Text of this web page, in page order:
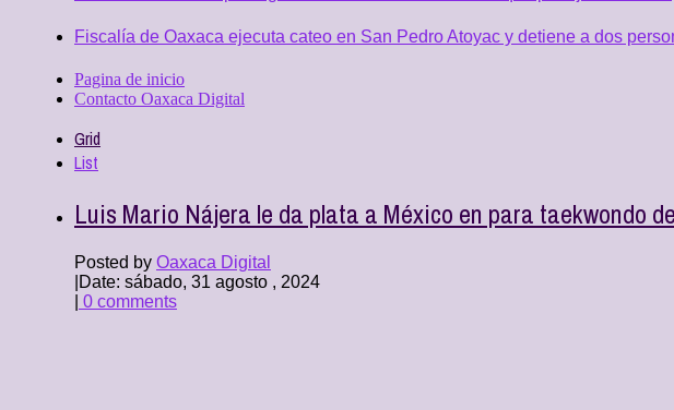
Fiscalía de Oaxaca ejecuta cateo en San Pedro Atoyac y detiene a dos
Pagina de inicio
Contacto Oaxaca Digital
Grid
List
Luis Mario Nájera le da plata a México en para taekwondo
Posted by Oaxaca Digital
Date: sábado, 31 agosto , 2024
0 comments